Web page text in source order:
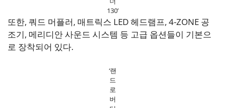
130’
또한, 쿼드 머플러, 매트릭스 LED 헤드램프, 4-ZONE 공
조기, 메리디안 사운드 시스템 등 고급 옵션들이 기본으
로 장착되어 있다.
‘랜
드
로
버